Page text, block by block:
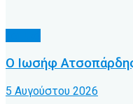
Ο Ιωσήφ
5 Αυγούστου 2026